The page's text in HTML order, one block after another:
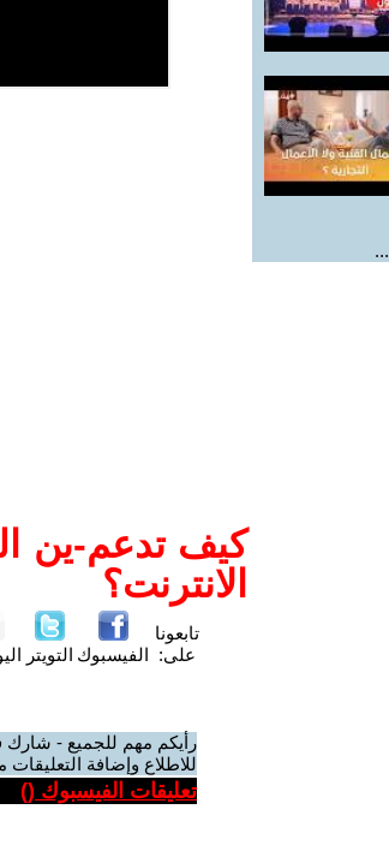
كيف تدعم-ين
الانترنت؟
تابعونا
على: الفيسبوك التويتر
رأيكم مهم للجميع - شارك
للاطلاع وإضافة
تعليقات الفيسبوك ()